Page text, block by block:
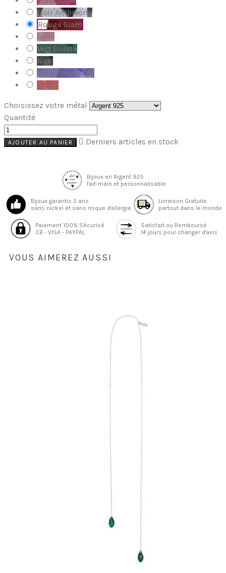
Noir Anthracite
Rouge Siam
Rose
Vert Erinite
Noir
Violet Tanzanite
Corail
Choisissez votre métal
Quantité
AJOUTER AU PANIER  Derniers articles en stock
Bijoux en Argent 925
fait-main et personnalisable
Bijoux garantis 5 ans
sans nickel et sans risque d'allergie
Livraison Gratuite
partout dans le monde
Paiement 100% Sécurisé
CB - VISA - PAYPAL
Satisfait ou Remboursé
14 jours pour changer d'avis
VOUS AIMEREZ AUSSI